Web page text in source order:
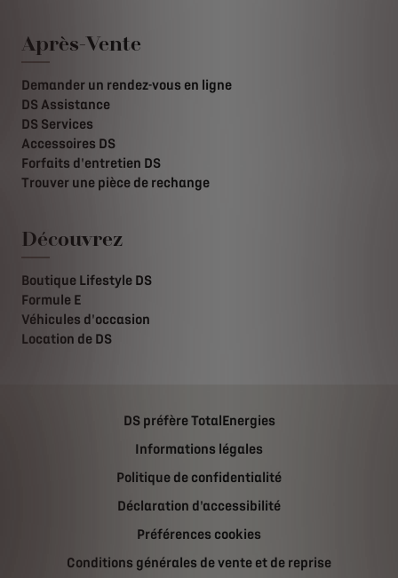
Après-Vente
Demander un rendez-vous en ligne
DS Assistance
DS Services
Accessoires DS
Forfaits d'entretien DS
Trouver une pièce de rechange
Découvrez
Boutique Lifestyle DS
Formule E
Véhicules d'occasion
Location de DS
DS préfère TotalEnergies
Informations légales
Politique de confidentialité
Déclaration d'accessibilité
Préférences cookies
Conditions générales de vente et de reprise